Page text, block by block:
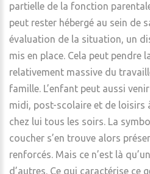
partielle de la fonction
peut rester hébergé au sein de
évaluation de la situation, un
mis en place. Cela peut pendre
relativement massive du
famille. L’enfant peut aussi
midi, post-scolaire et de loisirs
chez lui tous les soirs. La
coucher s’en trouve alors
renforcés. Mais ce n’est là
d’autres. Ce qui caractérise ce